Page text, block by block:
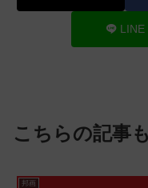
LINE
こちらの記事
邦画